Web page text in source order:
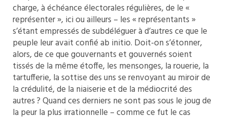
charge, à échéance électorales régulières, de le «
représenter », ici ou ailleurs – les « représentants »
s’étant empressés de subdéléguer à d’autres ce que le
peuple leur avait confié ab initio. Doit-on s’étonner,
alors, de ce que gouvernants et gouvernés soient
tissés de la même étoffe, les mensonges, la rouerie, la
tartufferie, la sottise des uns se renvoyant au miroir de
la crédulité, de la niaiserie et de la médiocrité des
autres ? Quand ces derniers ne sont pas sous le joug de
la peur la plus irrationnelle – comme ce fut le cas